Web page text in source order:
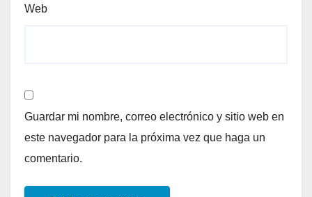
Web
Guardar mi nombre, correo electrónico y sitio web en
este navegador para la próxima vez que haga un
comentario.